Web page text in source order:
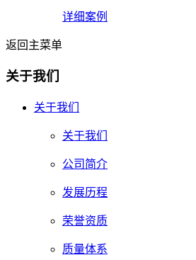
详细案例
返回主菜单
关于我们
关于我们
关于我们
公司简介
发展历程
荣誉资质
质量体系